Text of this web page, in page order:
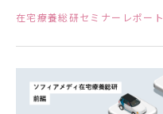
在宅療養総研セミナーレポート